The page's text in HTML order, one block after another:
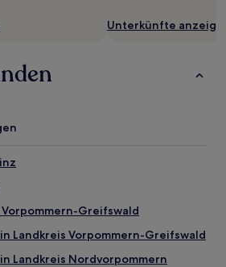
Unterkünfte
Vorpommern-Greifswald
Landkreis Vorpommern-Greifswald
Landkreis Nordvorpommern